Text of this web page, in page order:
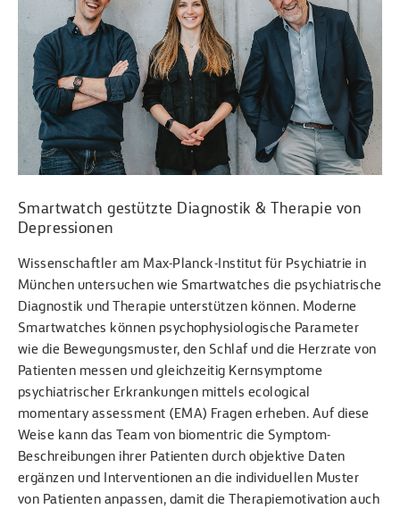
Smartwatch gestützte Diagnostik & Therapie von
Depressionen
Wissenschaftler am Max-Planck-Institut für Psychiatrie in
München untersuchen wie Smartwatches die psychiatrische
Diagnostik und Therapie unterstützen können. Moderne
Smartwatches können psychophysiologische Parameter
wie die Bewegungsmuster, den Schlaf und die Herzrate von
Patienten messen und gleichzeitig Kernsymptome
psychiatrischer Erkrankungen mittels ecological
momentary assessment (EMA) Fragen erheben. Auf diese
Weise kann das Team von biomentric die Symptom-
Beschreibungen ihrer Patienten durch objektive Daten
ergänzen und Interventionen an die individuellen Muster
von Patienten anpassen, damit die Therapiemotivation auch